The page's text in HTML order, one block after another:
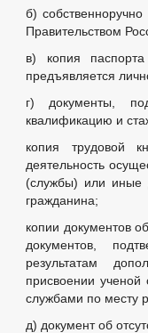
б)
Правительством
в) копия
предъявляется
г) документы,
квалификацию и
копия трудовой
деятельность
(службы) или иные
гражданина;
копии документов
документов,
результатам
присвоении ученой
службами по месту
д) документ об